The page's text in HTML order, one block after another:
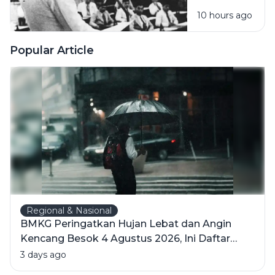
Bersama
PPKI, Langkah
Penting
10 hours ago
Popular Article
Regional & Nasional
BMKG Peringatkan Hujan Lebat dan Angin
Kencang Besok 4 Agustus 2026, Ini Daftar
Wilayahnya
3 days ago